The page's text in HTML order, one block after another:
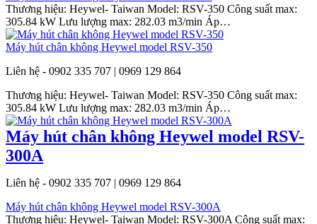
Thương hiệu: Heywel- Taiwan Model: RSV-350 Công suất max:
305.84 kW Lưu lượng max: 282.03 m3/min Áp…
Máy hút chân không Heywel model RSV-350
Liên hệ - 0902 335 707 | 0969 129 864
Thương hiệu: Heywel- Taiwan Model: RSV-350 Công suất max:
305.84 kW Lưu lượng max: 282.03 m3/min Áp…
Máy hút chân không Heywel model RSV-
300A
Liên hệ - 0902 335 707 | 0969 129 864
Máy hút chân không Heywel model RSV-300A
Thương hiệu: Heywel- Taiwan Model: RSV-300A Công suất max: